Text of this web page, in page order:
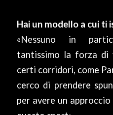
Hai un modello a cui ti
«Nessuno in
tantissimo la forza
certi corridori, come
cerco di prendere
per avere un